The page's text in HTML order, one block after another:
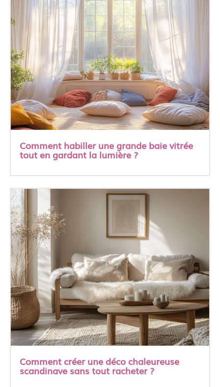
Comment habiller une grande baie vitrée
tout en gardant la lumière ?
Comment créer une déco chaleureuse
scandinave sans tout racheter ?